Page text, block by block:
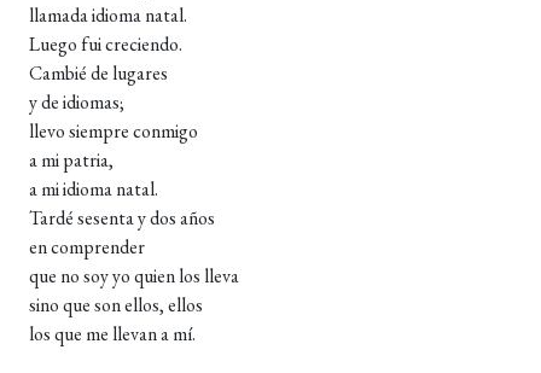
llamada idioma natal.
Luego fui creciendo.
Cambié de lugares
y de idiomas;
llevo siempre conmigo
a mi patria,
a mi idioma natal.
Tardé sesenta y dos años
en comprender
que no soy yo quien los lleva
sino que son ellos, ellos
los que me llevan a mí.